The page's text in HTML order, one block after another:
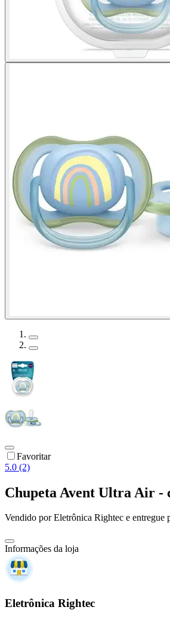
Favoritar
5.0 (2)
Chupeta Avent Ultra Air -
Vendido porEletrônica Rightec e entregue
Informações da loja
Eletrônica Rightec